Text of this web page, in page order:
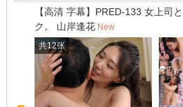
【高清 字幕】PRED-133 女上司
ク。 山岸逢花
共12张
New